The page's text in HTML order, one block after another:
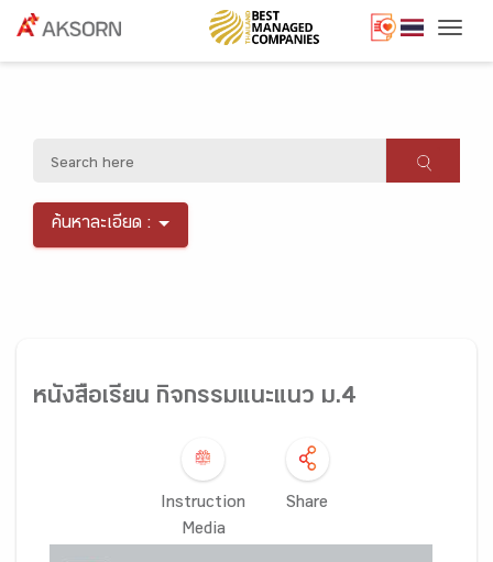
ค้นหาละเอียด :
หนังสือเรียน กิจกรรมแนะแนว ม.4
Instruction
Media
Share